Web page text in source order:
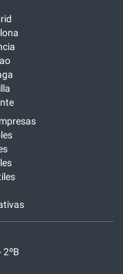
2ºB